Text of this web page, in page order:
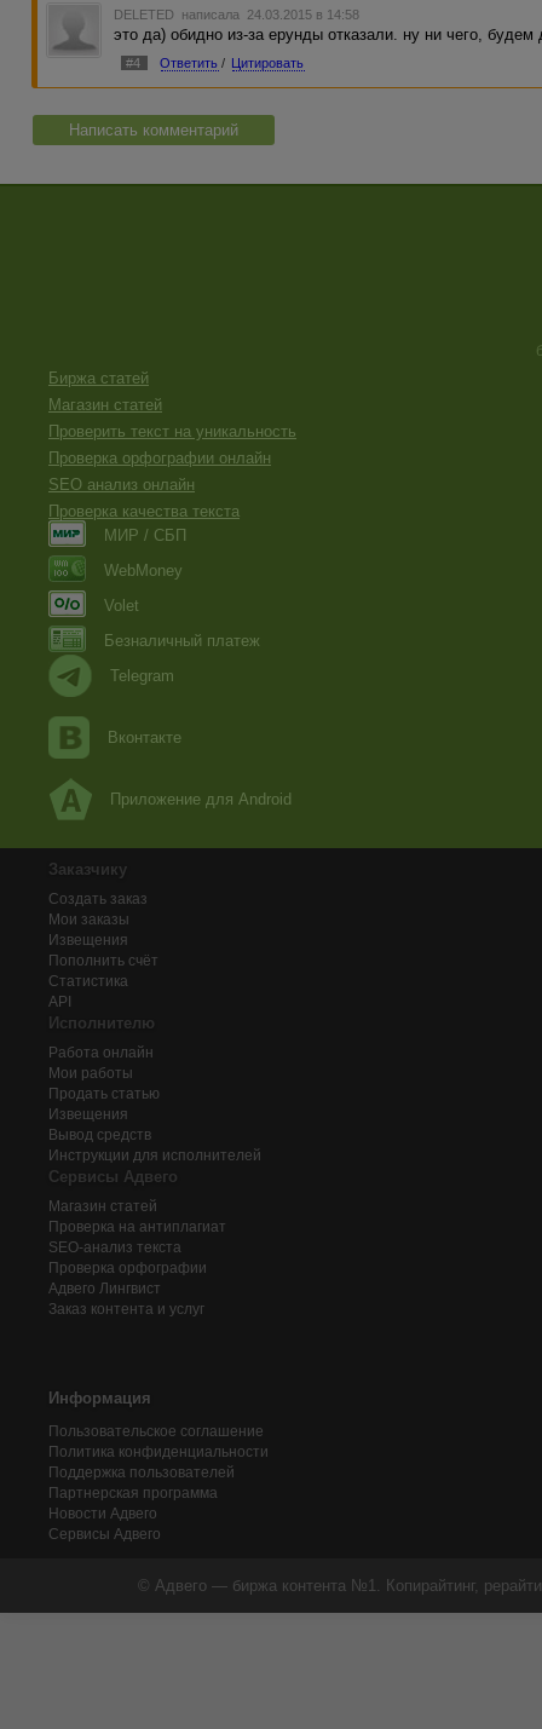
DELETED написала 24.03.2015 в 14:58
это да) обидно из-за ерунды отказали. ну ни чего,
#4 Ответить / Цитировать
Написать комментарий
Биржа статей
Магазин статей
Проверить текст на уникальность
Проверка орфографии онлайн
SEO анализ онлайн
Проверка качества текста
МИР / СБП
WebMoney
Volet
Безналичный платеж
Telegram
Вконтакте
Приложение для Android
Заказчику
Создать заказ
Мои заказы
Извещения
Пополнить счёт
Статистика
API
Исполнителю
Работа онлайн
Мои работы
Продать статью
Извещения
Вывод средств
Инструкции для исполнителей
Сервисы Адвего
Магазин статей
Проверка на антиплагиат
SEO-анализ текста
Проверка орфографии
Адвего Лингвист
Заказ контента и услуг
Информация
Пользовательское соглашение
Политика конфиденциальности
Поддержка пользователей
Партнерская программа
Новости Адвего
Сервисы Адвего
© Адвего — биржа контента №1. Копирайтинг,